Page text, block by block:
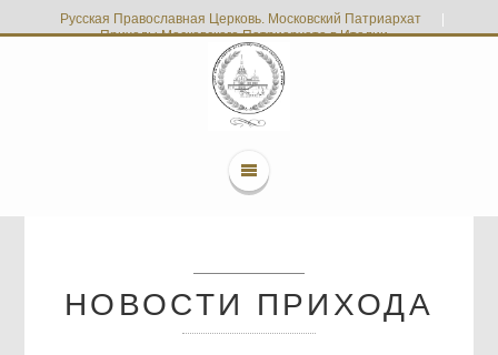
Русская Православная Церковь. Московский Патриархат
Приходы Московского Патриархата в Италии
НОВОСТИ ПРИХОДА